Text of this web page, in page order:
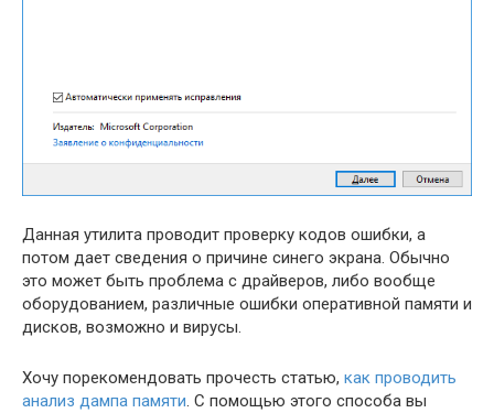
Данная утилита проводит проверку кодов ошибки, а
потом дает сведения о причине синего экрана. Обычно
это может быть проблема с драйверов, либо вообще
оборудованием, различные ошибки оперативной памяти и
дисков, возможно и вирусы.
Хочу порекомендовать прочесть статью, как проводить
анализ дампа памяти. С помощью этого способа вы